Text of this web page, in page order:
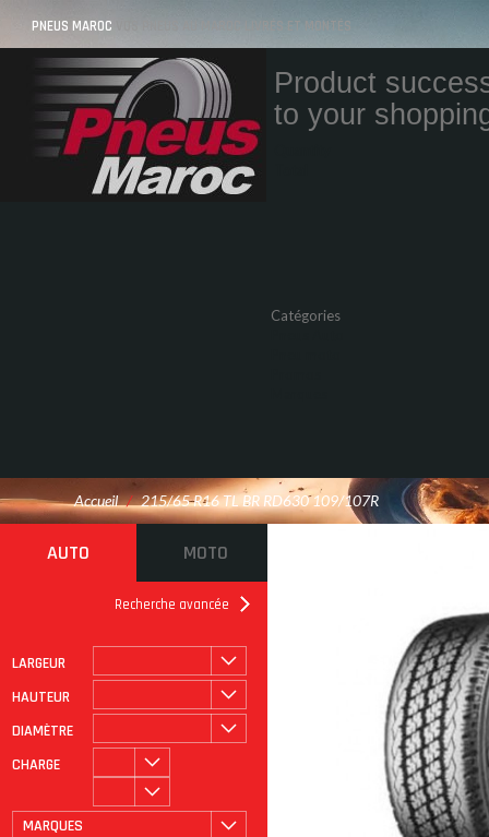
PNEUS MAROC VOS PNEUS AU MAROC LIVRÉS ET MONTÉS
Product
to your
Catégories
Accueil / 215/65 R16 TL BR RD630 109/107R
AUTO MOTO
Recherche avancée
LARGEUR
HAUTEUR
DIAMÈTRE
CHARGE
MARQUES